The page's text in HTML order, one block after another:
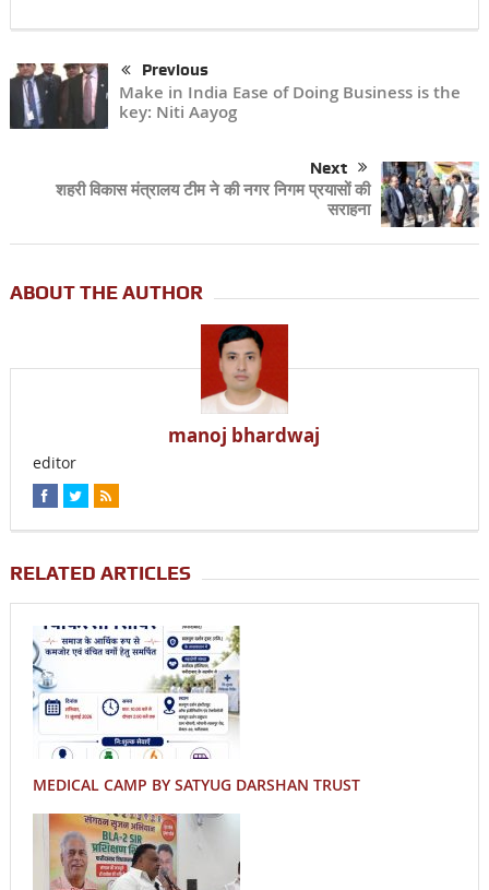
Previous
Make in India Ease of Doing Business is the
key: Niti Aayog
Next
शहरी विकास मंत्रालय टीम ने की नगर निगम प्रयासों की
सराहना
ABOUT THE AUTHOR
manoj bhardwaj
editor
RELATED ARTICLES
MEDICAL CAMP BY SATYUG DARSHAN TRUST